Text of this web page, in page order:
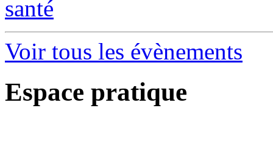
santé
Voir tous les évènements
Espace pratique